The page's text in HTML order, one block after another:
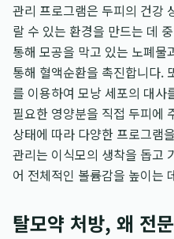
관리 프로그램은 두피의 건강
랄 수 있는 환경을 만드는 데
통해 모공을 막고 있는 노폐물
통해 혈액순환을 촉진합니다.
를 이용하여 모낭 세포의 대사
필요한 영양분을 직접 두피에
상태에 따라 다양한 프로그램
관리는 이식모의 생착을 돕고
어 전체적인 볼륨감을 높이는
탈모약 처방, 왜 전